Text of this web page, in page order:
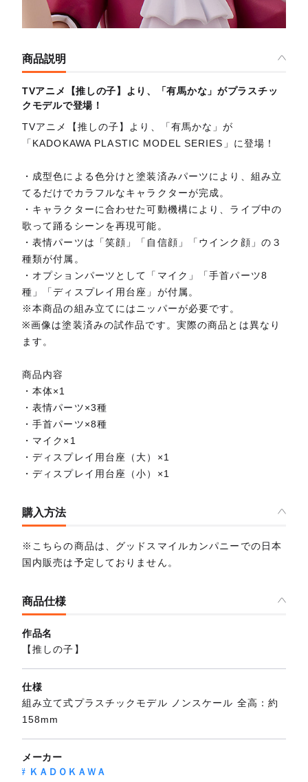
商品説明
TVアニメ【推しの子】より、「有馬かな」がプラスチッ
クモデルで登場！
TVアニメ【推しの子】より、「有馬かな」が
「KADOKAWA PLASTIC MODEL SERIES」に登場！
・成型色による色分けと塗装済みパーツにより、組み立
てるだけでカラフルなキャラクターが完成。
・キャラクターに合わせた可動機構により、ライブ中の
歌って踊るシーンを再現可能。
・表情パーツは「笑顔」「自信顔」「ウインク顔」の３
種類が付属。
・オプションパーツとして「マイク」「手首パーツ8
種」「ディスプレイ用台座」が付属。
※本商品の組み立てにはニッパーが必要です。
※画像は塗装済みの試作品です。実際の商品とは異なり
ます。
商品内容
・本体×1
・表情パーツ×3種
・手首パーツ×8種
・マイク×1
・ディスプレイ用台座（大）×1
・ディスプレイ用台座（小）×1
購入方法
※こちらの商品は、グッドスマイルカンパニーでの日本
国内販売は予定しておりません。
商品仕様
作品名
【推しの子】
仕様
組み立て式プラスチックモデル ノンスケール 全高：約
158mm
メーカー
ＫＡＤＯＫＡＷＡ